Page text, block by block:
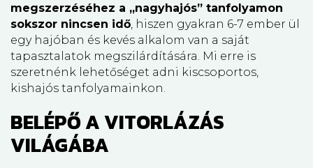
megszerzéséhez a „nagyhajós” tanfolyamon
sokszor nincsen idő, hiszen gyakran 6-7 ember ül
egy hajóban és kevés alkalom van a saját
tapasztalatok megszilárdítására. Mi erre is
szeretnénk lehetőséget adni kiscsoportos,
kishajós tanfolyamainkon.
BELÉPŐ A VITORLÁZÁS
VILÁGÁBA